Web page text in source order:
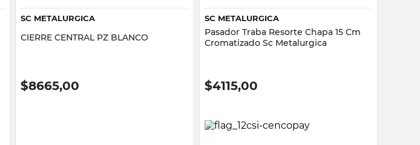
SC METALURGICA
CIERRE CENTRAL PZ BLANCO
$8665,00
SC METALURGICA
Pasador Traba Resorte Chapa 15 Cm
Cromatizado Sc Metalurgica
$4115,00